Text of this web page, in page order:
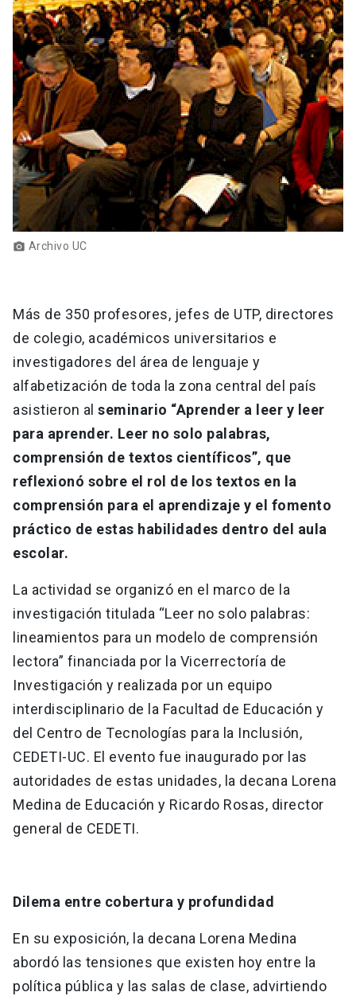
Padres y familia
Vecinos launch
Mi Portal UC launch
Medios Biblioteca launch
Donaciones launch
photo_camera Archivo UC
Más de 350 profesores, jefes de UTP, directores
de colegio, académicos universitarios e
investigadores del área de lenguaje y
alfabetización de toda la zona central del país
asistieron al seminario “Aprender a leer y leer
para aprender. Leer no solo palabras,
comprensión de textos científicos”, que
reflexionó sobre el rol de los textos en la
comprensión para el aprendizaje y el fomento
práctico de estas habilidades dentro del aula
escolar.
La actividad se organizó en el marco de la
investigación titulada “Leer no solo palabras:
lineamientos para un modelo de comprensión
lectora” financiada por la Vicerrectoría de
Investigación y realizada por un equipo
interdisciplinario de la Facultad de Educación y
del Centro de Tecnologías para la Inclusión,
CEDETI-UC. El evento fue inaugurado por las
autoridades de estas unidades, la decana Lorena
Medina de Educación y Ricardo Rosas, director
general de CEDETI.
Dilema entre cobertura y profundidad
En su exposición, la decana Lorena Medina
abordó las tensiones que existen hoy entre la
política pública y las salas de clase, advirtiendo